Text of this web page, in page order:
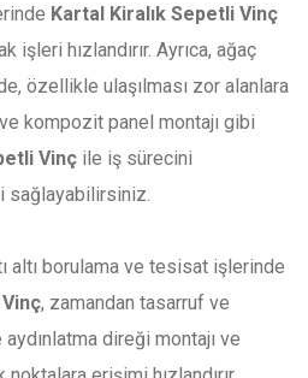
Kartal Kiralık Sepetli Vinç
işleri hızlandırır. Ayrıca, ağaç
özellikle ulaşılması zor alanlara
kompozit panel montajı gibi
Vinç ile iş sürecini
sağlayabilirsiniz.
altı borulama ve tesisat işlerinde
, zamandan tasarruf ve
direği montajı ve